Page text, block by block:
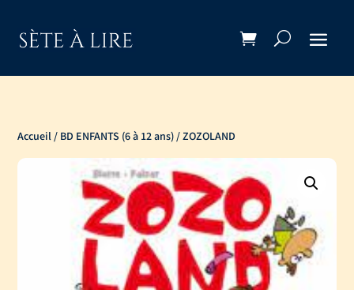
Accueil / BD ENFANTS (6 à 12 ans) / ZOZOLAND